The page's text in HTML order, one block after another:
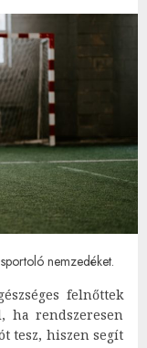
nemzedéket.
felnőttek
ha rendszeresen
tesz, hiszen segít